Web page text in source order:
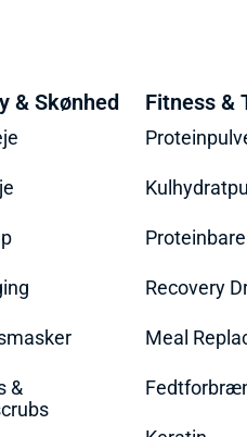
& Skønhed
&
Fitness &
Recovery
Meal